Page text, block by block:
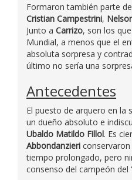
Formaron también parte
Cristian Campestrini,
Junto a Carrizo, son los
Mundial, a menos que el
absoluta sorpresa y
último no sería una
Antecedentes
El puesto de arquero en la
un dueño absoluto e
Ubaldo Matildo Fillol. Es
Abbondanzieri
tiempo prolongado, pero
consenso del campeón del